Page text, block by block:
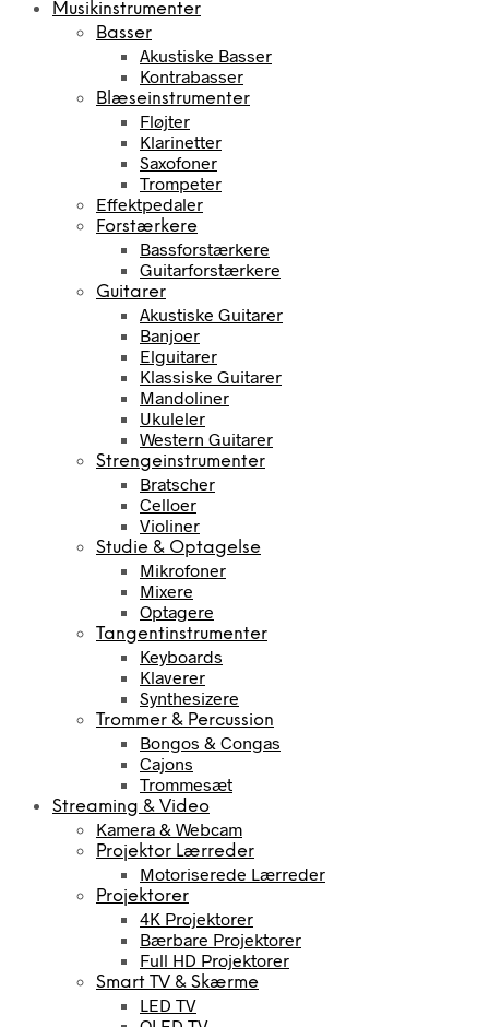
Musikinstrumenter
Basser
Akustiske Basser
Kontrabasser
Blæseinstrumenter
Fløjter
Klarinetter
Saxofoner
Trompeter
Effektpedaler
Forstærkere
Bassforstærkere
Guitarforstærkere
Guitarer
Akustiske Guitarer
Banjoer
Elguitarer
Klassiske Guitarer
Mandoliner
Ukuleler
Western Guitarer
Strengeinstrumenter
Bratscher
Celloer
Violiner
Studie & Optagelse
Mikrofoner
Mixere
Optagere
Tangentinstrumenter
Keyboards
Klaverer
Synthesizere
Trommer & Percussion
Bongos & Congas
Cajons
Trommesæt
Streaming & Video
Kamera & Webcam
Projektor Lærreder
Motoriserede Lærreder
Projektorer
4K Projektorer
Bærbare Projektorer
Full HD Projektorer
Smart TV & Skærme
LED TV